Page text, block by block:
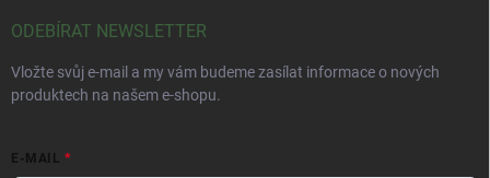
ODEBÍRAT NEWSLETTER
Vložte svůj e-mail a my vám budeme zasílat informace o nových
produktech na našem e-shopu.
E-MAIL